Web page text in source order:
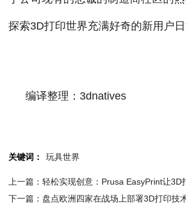
探索3D打印世界充满好奇的新用户日
编译整理：3dnatives
关键词： 玩具世界
下一篇：盘点欧洲四家在战场上部署3D打印技